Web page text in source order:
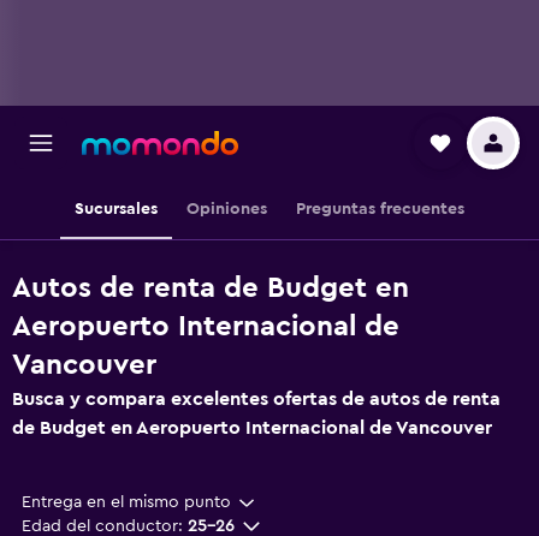
Sucursales Opiniones Preguntas frecuentes
Autos de renta de Budget en
Aeropuerto Internacional de
Vancouver
Busca y compara excelentes ofertas de autos de renta
de Budget en Aeropuerto Internacional de Vancouver
Entrega en el mismo punto
Edad del conductor: 25-26